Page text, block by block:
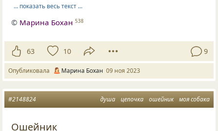
… показать весь текст …
© Марина Бохан 538
63 10 9
Опубликовала Марина Бохан 09 ноя 2023
душа цепочка ошейник моя собака
#2148824
Ошейник